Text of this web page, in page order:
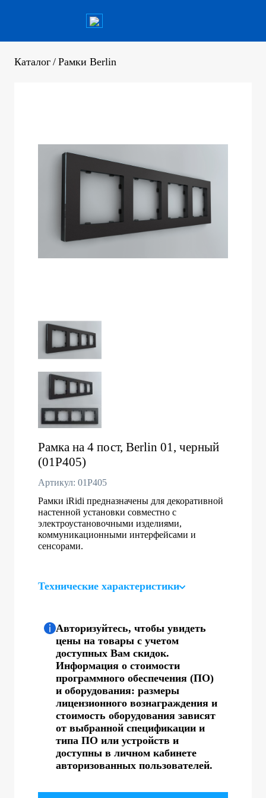
Каталог / Рамки Berlin
Рамка на 4 пост, Berlin 01, черный
(01P405)
Артикул: 01P405
Рамки iRidi предназначены для декоративной
настенной установки совместно с
электроустановочными изделиями,
коммуникационными интерфейсами и
сенсорами.
Технические характеристики
Авторизуйтесь, чтобы увидеть
цены на товары с учетом
доступных Вам скидок.
Информация о стоимости
программного обеспечения (ПО)
и оборудования: размеры
лицензионного вознаграждения и
стоимость оборудования зависят
от выбранной спецификации и
типа ПО или устройств и
доступны в личном кабинете
авторизованных пользователей.